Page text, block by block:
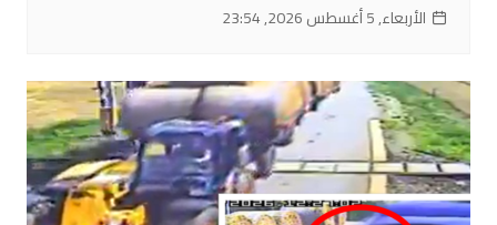
الأربعاء, 5 أغسطس 2026, 23:54